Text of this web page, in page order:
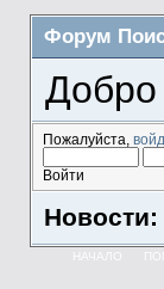
Форум
Добро
Пожалуйста,
Войти
Новости:
НАЧАЛО